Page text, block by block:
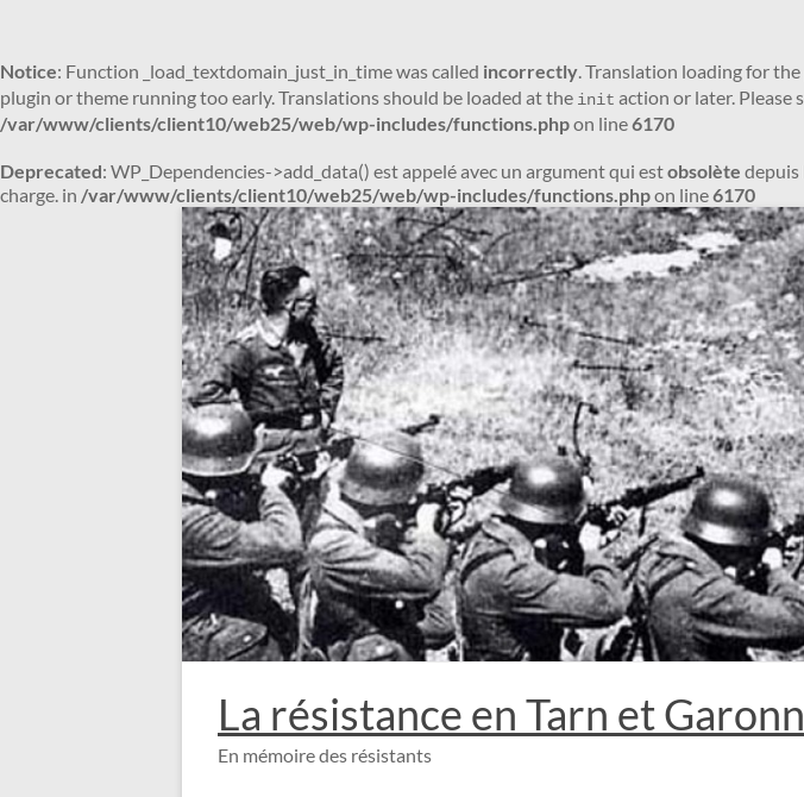
Notice: Function _load_textdomain_just_in_time was called incorrectly. Translation loading for the
plugin or theme running too early. Translations should be loaded at the init action or later. Please
/var/www/clients/client10/web25/web/wp-includes/functions.phpon line6170
Deprecated: WP_Dependencies->add_data() est appelé avec un argument qui estobsolète depuis
charge. in /var/www/clients/client10/web25/web/wp-includes/functions.phpon line6170
Aller
au
contenu
La résistance en Tarn et
En mémoire des résistants